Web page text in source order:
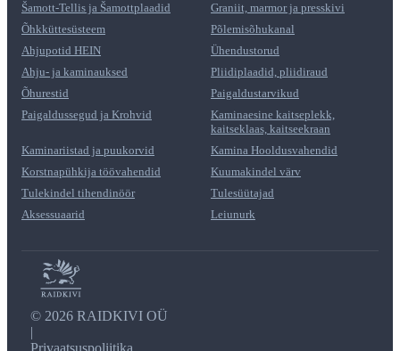
Šamott-Tellis ja Šamottplaadid
Graniit, marmor ja presskivi
Õhkküttesüsteem
Põlemisõhukanal
Ahjupotid HEIN
Ühendustorud
Ahju- ja kaminauksed
Pliidiplaadid, pliidiraud
Õhurestid
Paigaldustarvikud
Paigaldussegud ja Krohvid
Kaminaesine kaitseplekk,
kaitseklaas, kaitseekraan
Kaminariistad ja puukorvid
Kamina Hooldusvahendid
Korstnapühkija töövahendid
Kuumakindel värv
Tulekindel tihendinöör
Tulesüütajad
Aksessuaarid
Leiunurk
© 2026 RAIDKIVI OÜ
|
Privaatsuspoliitika